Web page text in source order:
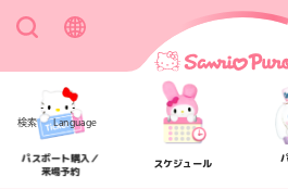
検索 Language
パスポート購入／
来場予約
スケジュール